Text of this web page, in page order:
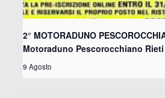
2° MOTORADUNO
Motoraduno Pescorocchiano Rieti
9 Agosto